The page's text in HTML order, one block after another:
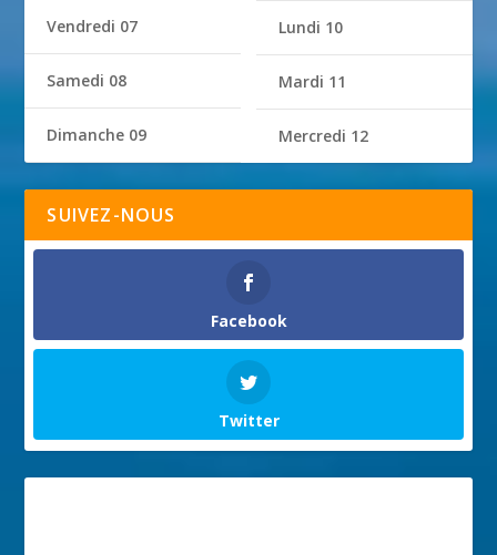
Vendredi 07
Samedi 08
Dimanche 09
Lundi 10
Mardi 11
Mercredi 12
SUIVEZ-NOUS
Facebook
Twitter